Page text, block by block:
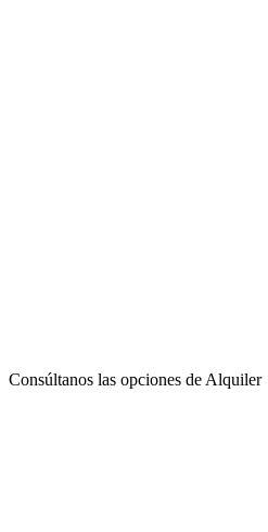
Consúltanos las opciones de Alquiler